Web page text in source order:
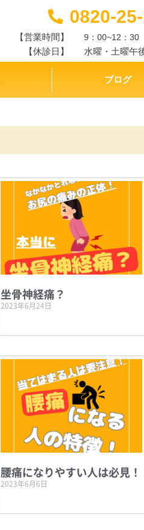
0820-
【営業時間】 9：00~12：
【休診日】 水曜・土曜午
ブログ
坐骨神経痛？
2023年6月24日
腰痛になりやすい人は必見！
2023年6月6日
ペ
ー
ジ
ペ
ー
ジ